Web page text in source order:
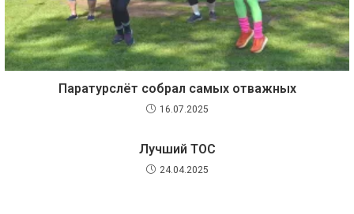
Паратурслёт собрал самых отважных
16.07.2025
Лучший ТОС
24.04.2025